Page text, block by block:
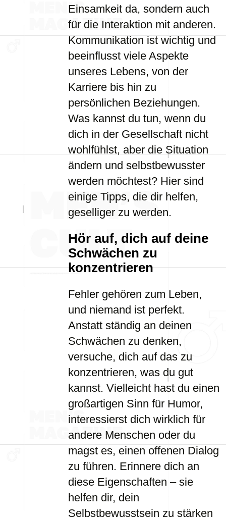
Einsamkeit da, sondern auch
für die Interaktion mit anderen.
Kommunikation ist wichtig und
beeinflusst viele Aspekte
unseres Lebens, von der
Karriere bis hin zu
persönlichen Beziehungen.
Was kannst du tun, wenn du
dich in der Gesellschaft nicht
wohlfühlst, aber die Situation
ändern und selbstbewusster
werden möchtest? Hier sind
einige Tipps, die dir helfen,
geselliger zu werden.
Hör auf, dich auf deine
Schwächen zu
konzentrieren
Fehler gehören zum Leben,
und niemand ist perfekt.
Anstatt ständig an deinen
Schwächen zu denken,
versuche, dich auf das zu
konzentrieren, was du gut
kannst. Vielleicht hast du einen
großartigen Sinn für Humor,
interessierst dich wirklich für
andere Menschen oder du
magst es, einen offenen Dialog
zu führen. Erinnere dich an
diese Eigenschaften – sie
helfen dir, dein
Selbstbewusstsein zu stärken